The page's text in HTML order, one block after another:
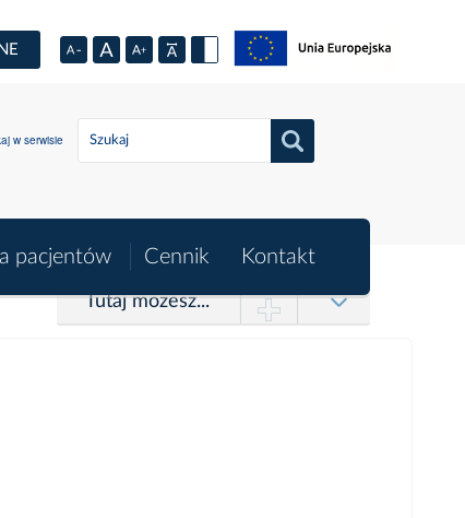
w serwisie
pacjentów Cennik Kontakt
Tutaj możesz...